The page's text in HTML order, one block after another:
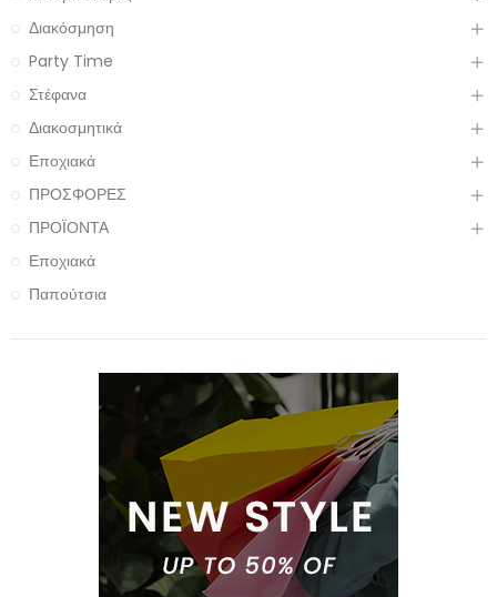
Διακόσμηση
Party Time
Στέφανα
Διακοσμητικά
Εποχιακά
ΠΡΟΣΦΟΡΕΣ
ΠΡΟΪΟΝΤΑ
Εποχιακά
Παπούτσια